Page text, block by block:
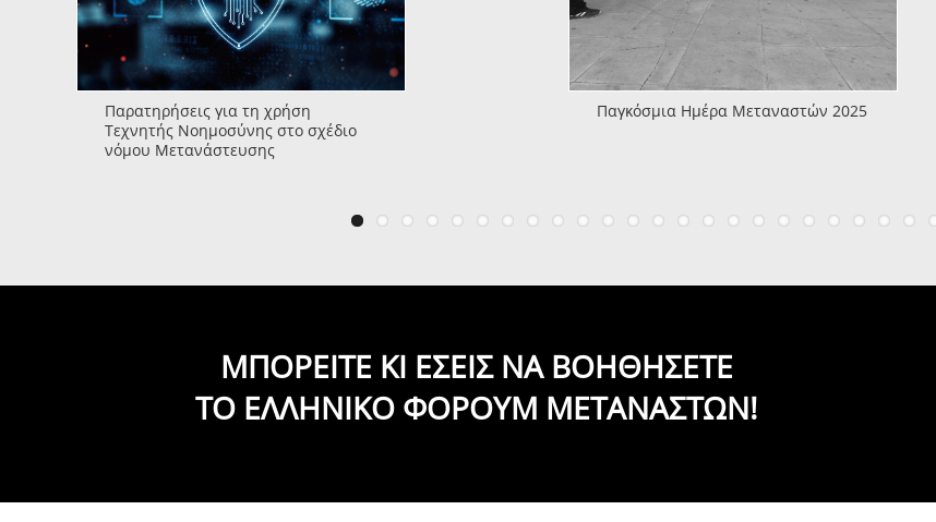
Παρατηρήσεις για τη χρήση
Τεχνητής Νοημοσύνης στο σχέδιο
νόμου Μετανάστευσης
Παγκόσμια Ημέρα Μεταναστών 2025
ΜΠΟΡΕΙΤΕ ΚΙ ΕΣΕΙΣ ΝΑ ΒΟΗΘΗΣΕΤΕ
ΤΟ ΕΛΛΗΝΙΚΟ ΦΟΡΟΥΜ ΜΕΤΑΝΑΣΤΩΝ!